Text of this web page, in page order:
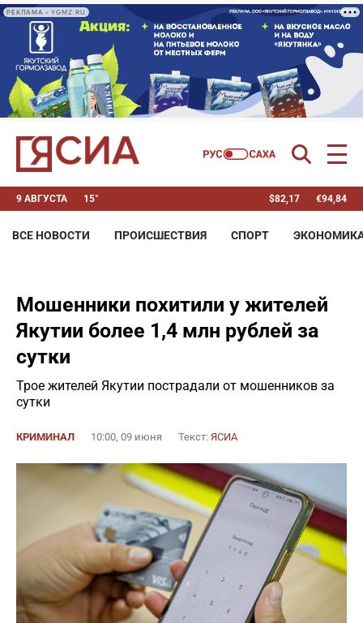
РЕКЛАМА • YGMZ.RU
9 АВГУСТА 15° $82,17 €94,84
ВСЕ НОВОСТИ ПРОИСШЕСТВИЯ СПОРТ
Мошенники похитили у жителей
Якутии более 1,4 млн рублей за
сутки
Трое жителей Якутии пострадали от мошенников за
сутки
КРИМИНАЛ 10:00, 09 июня Текст: ЯСИА